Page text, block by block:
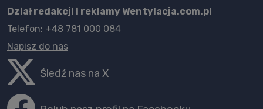
Dział redakcji i reklamy Wentylacja.com.pl
Telefon: +48 781 000 084
Napisz do nas
Śledź nas na X